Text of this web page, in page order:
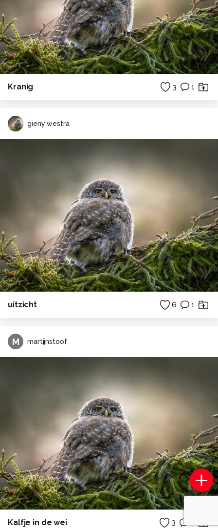
Kranig 3 1
gieny westra
uitzicht 6 1
M martijnstoof
Kalfje in de wei 3